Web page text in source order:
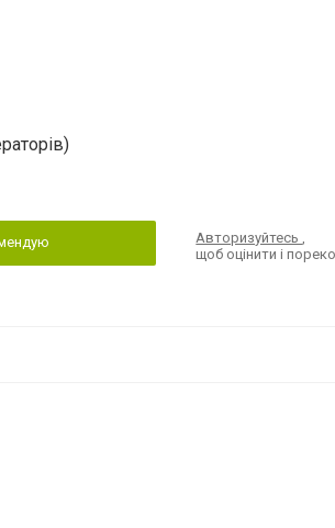
Авторизуйтесь,
щоб оцінити і